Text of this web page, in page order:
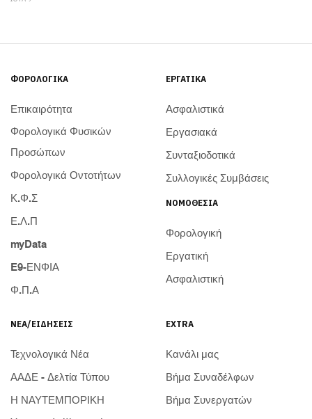
ΦΟΡΟΛΟΓΙΚΆ
Επικαιρότητα
Φορολογικά Φυσικών
Προσώπων
Φορολογικά Οντοτήτων
Κ.Φ.Σ
Ε.Λ.Π
myData
E9-ΕΝΦΙΑ
Φ.Π.Α
ΕΡΓΑΤΙΚΆ
Ασφαλιστικά
Εργασιακά
Συνταξιοδοτικά
Συλλογικές Συμβάσεις
ΝΟΜΟΘΕΣΊΑ
Φορολογική
Εργατική
Ασφαλιστική
ΝΈΑ/ΕΙΔΉΣΕΙΣ
Τεχνολογικά Νέα
ΑΑΔΕ - Δελτία Τύπου
Η ΝΑΥΤΕΜΠΟΡΙΚΗ
EXTRA
Κανάλι μας
Βήμα Συναδέλφων
Βήμα Συνεργατών